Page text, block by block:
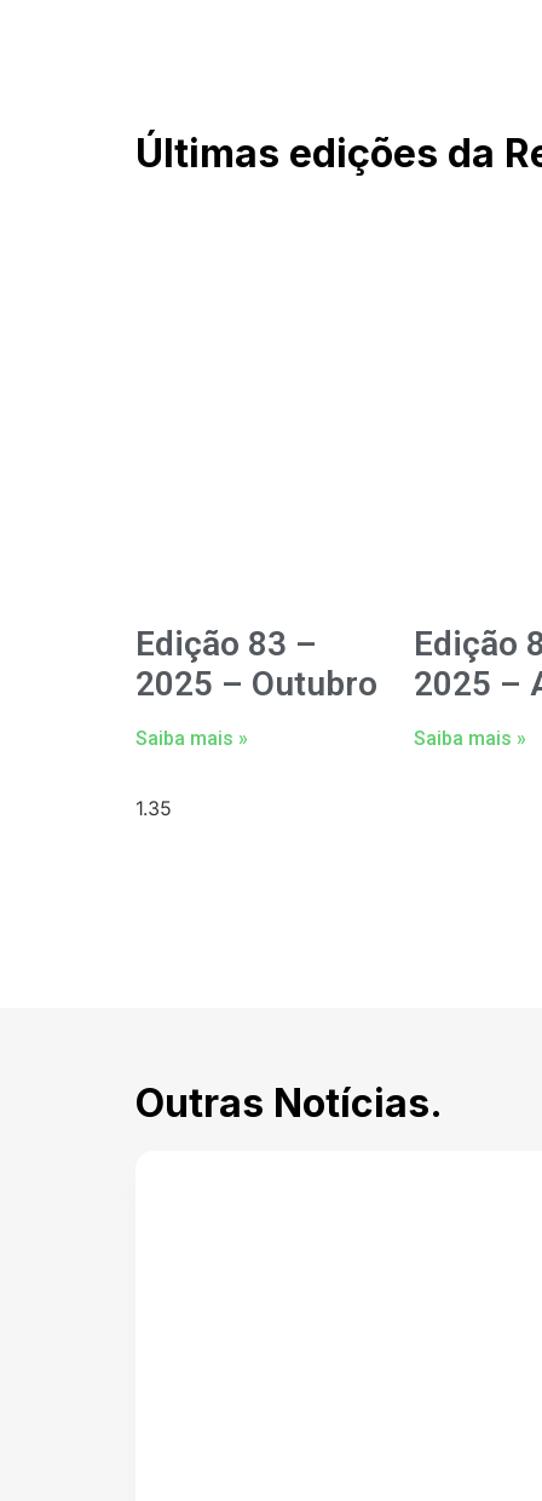
Últimas edições da
Edição 83 –
2025 – Outubro
Saiba mais »
Edição
2025 –
Saiba mais »
Outras Notícias.